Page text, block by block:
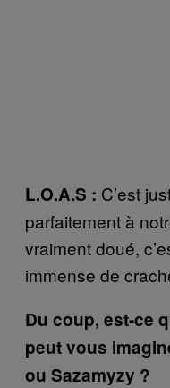
L.O.A.S : C’est
parfaitement à
vraiment doué,
immense de
Du coup, est-ce
peut vous
ou Sazamyzy ?